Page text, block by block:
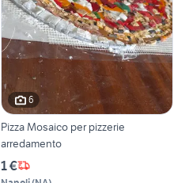
6
Pizza Mosaico per pizzerie
arredamento
1 €